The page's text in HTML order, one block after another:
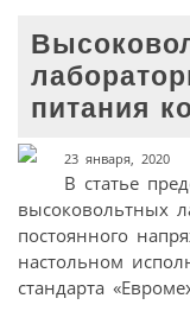
питания
23 января, 2020
В статье
высоковольтных
постоянного
настольном
стандарта